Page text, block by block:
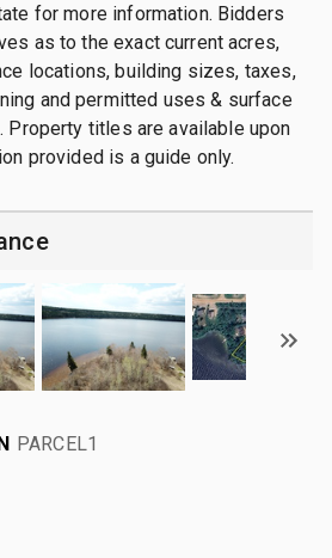
for more information. Bidders
as to the exact current acres,
locations, building sizes, taxes,
and permitted uses & surface
Property titles are available upon
provided is a guide only.
PARCEL1